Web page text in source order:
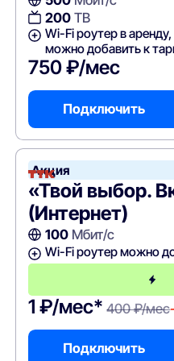
200ТВ
Wi-Fi роутер в
можно добавить к
750 ₽/мес
Подключить
Акция
«Твой выбор.
(Интернет)
100Мбит/с
Wi-Fi роутер можно
1 ₽/мес* 400 ₽/мес
Подключить